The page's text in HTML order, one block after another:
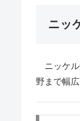
ニッ
ニッケル
野まで幅